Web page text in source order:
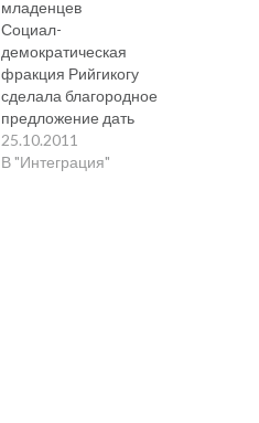
младенцев
Социал-
демократическая
фракция Рийгикогу
сделала благородное
предложение дать
каждому родившемуся
ребенку гражданство
25.10.2011
В "Интеграция"